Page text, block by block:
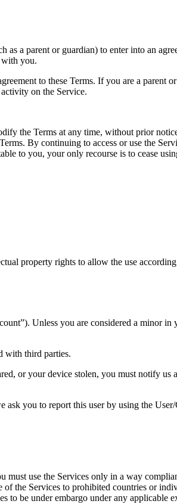
a parent or guardian) to enter into an
with you.
to these Terms. If you are a parent
on the Service.
the Terms at any time, without prior
By continuing to access or use the
to you, your only recourse is to cease
property rights to allow the use
Unless you are considered a minor
with third parties.
or your device stolen, you must notify us
ask you to report this user by using the
must use the Services only in a way
the Services to prohibited countries or
to be under embargo under any applicable